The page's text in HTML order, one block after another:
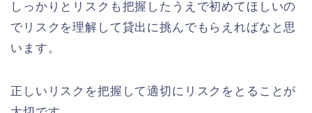
しっかりとリスクも把握したうえで初めてほしいの
でリスクを理解して貸出に挑んでもらえればなと思
います。
正しいリスクを把握して適切にリスクをとることが